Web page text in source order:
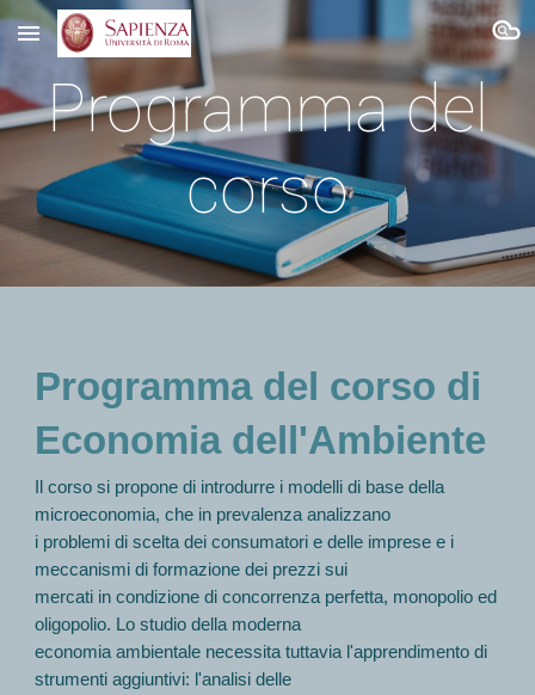
Skip to main content Skip to navigation
Programma del
corso
Programma del corso di
Economia dell'Ambiente
Il corso si propone di introdurre i modelli di base della
microeconomia, che in prevalenza analizzano
i problemi di scelta dei consumatori e delle imprese e i
meccanismi di formazione dei prezzi sui
mercati in condizione di concorrenza perfetta, monopolio ed
oligopolio. Lo studio della moderna
economia ambientale necessita tuttavia l'apprendimento di
strumenti aggiuntivi: l'analisi delle